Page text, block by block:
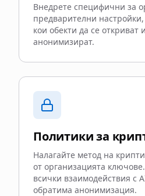
Внедрете специфични за
предварителни
кои обекти да се откриват
анонимизират.
Политики за
Налагайте метод на
от организацията
всички взаимодействия с
обратима анонимизация.